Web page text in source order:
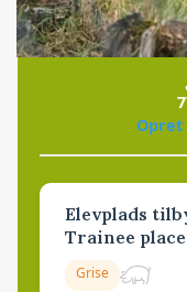
Opret
Elevplads
Trainee
Grise